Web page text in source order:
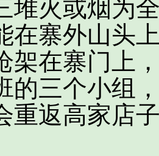
堆火或烟为
在寨外山头
架在寨门上
的三个小组
重返高家店